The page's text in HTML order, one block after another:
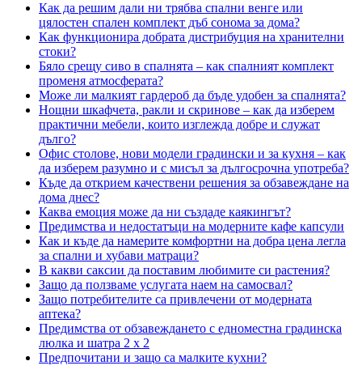
Как да решим дали ни трябва спални венге или
цялостен спален комплект дъб сонома за дома?
Как функционира добрата дистрибуция на хранителни
стоки?
Бяло срещу сиво в спалнята – как спалният комплект
променя атмосферата?
Може ли малкият гардероб да бъде удобен за спалнята?
Нощни шкафчета, ракли и скринове – как да изберем
практични мебели, които изглежда добре и служат
дълго?
Офис столове, нови модели градински и за кухня – как
да изберем разумно и с мисъл за дългосрочна употреба?
Къде да открием качествени решения за обзавеждане на
дома днес?
Каква емоция може да ни създаде каякингът?
Предимства и недостатъци на модерните кафе капсули
Как и къде да намерите комфортни на добра цена легла
за спални и хубави матраци?
В какви саксии да поставим любимите си растения?
Защо да ползваме услугата наем на самосвал?
Защо потребителите са привлечени от модерната
аптека?
Предимства от обзавеждането с едноместна градинска
люлка и шатра 2 х 2
Предпочитани и защо са малките кухни?